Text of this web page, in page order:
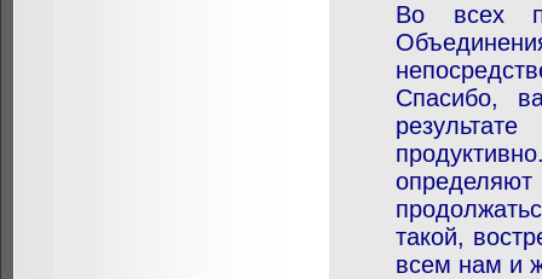
Во всех
Спасибо,
такой,
всем нам и